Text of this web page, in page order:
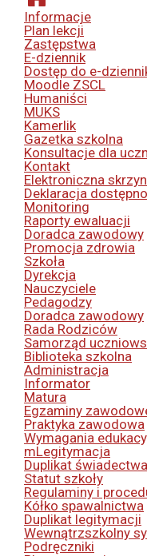
Informacje
Plan lekcji
Zastępstwa
E-dziennik
Dostęp do e-
Moodle ZSCL
Humaniści
MUKS
Kamerlik
Gazetka szkolna
Konsultacje dla
Kontakt
Elektroniczna
Deklaracja
Monitoring
Raporty ewaluacji
Doradca zawodowy
Promocja zdrowia
Szkoła
Dyrekcja
Nauczyciele
Pedagodzy
Doradca zawodowy
Rada Rodziców
Samorząd
Biblioteka szkolna
Administracja
Informator
Matura
Egzaminy
Praktyka zawodowa
Wymagania
mLegitymacja
Duplikat świadectwa
Statut szkoły
Regulaminy i
Kółko spawalnictwa
Duplikat legitymacji
Wewnątrzszkolny
Podręczniki